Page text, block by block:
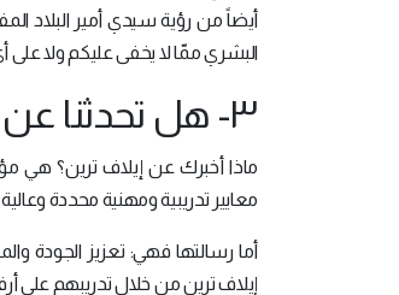
البشري ممّا لا يخفى عليكم ولا على
٣- هل تحدثنا عن إيلاف ترين؟
ماذا أخبرك عن إيلاف ترين؟ هي
معايير تدريبية ومهنية محددة
أما رسالتها فهي: تعزيز الجودة
إيلاف ترين من خلال تدريبهم على